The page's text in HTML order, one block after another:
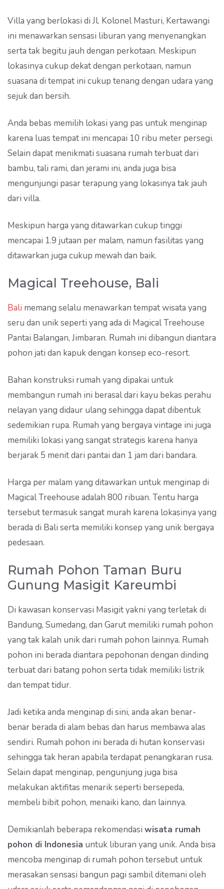
Villa yang berlokasi di Jl. Kolonel Masturi, Kertawangi
ini menawarkan sensasi liburan yang menyenangkan
serta tak begitu jauh dengan perkotaan. Meskipun
lokasinya cukup dekat dengan perkotaan, namun
suasana di tempat ini cukup tenang dengan udara yang
sejuk dan bersih.
Anda bebas memilih lokasi yang pas untuk menginap
karena luas tempat ini mencapai 10 ribu meter persegi.
Selain dapat menikmati suasana rumah terbuat dari
bambu, tali rami, dan jerami ini, anda juga bisa
mengunjungi pasar terapung yang lokasinya tak jauh
dari villa.
Meskipun harga yang ditawarkan cukup tinggi
mencapai 1.9 jutaan per malam, namun fasilitas yang
ditawarkan juga cukup mewah dan baik.
Magical Treehouse, Bali
Bali memang selalu menawarkan tempat wisata yang
seru dan unik seperti yang ada di Magical Treehouse
Pantai Balangan, Jimbaran. Rumah ini dibangun diantara
pohon jati dan kapuk dengan konsep eco-resort.
Bahan konstruksi rumah yang dipakai untuk
membangun rumah ini berasal dari kayu bekas perahu
nelayan yang didaur ulang sehingga dapat dibentuk
sedemikian rupa. Rumah yang bergaya vintage ini juga
memiliki lokasi yang sangat strategis karena hanya
berjarak 5 menit dari pantai dan 1 jam dari bandara.
Harga per malam yang ditawarkan untuk menginap di
Magical Treehouse adalah 800 ribuan. Tentu harga
tersebut termasuk sangat murah karena lokasinya yang
berada di Bali serta memiliki konsep yang unik bergaya
pedesaan.
Rumah Pohon Taman Buru
Gunung Masigit Kareumbi
Di kawasan konservasi Masigit yakni yang terletak di
Bandung, Sumedang, dan Garut memiliki rumah pohon
yang tak kalah unik dari rumah pohon lainnya. Rumah
pohon ini berada diantara pepohonan dengan dinding
terbuat dari batang pohon serta tidak memiliki listrik
dan tempat tidur.
Jadi ketika anda menginap di sini, anda akan benar-
benar berada di alam bebas dan harus membawa alas
sendiri. Rumah pohon ini berada di hutan konservasi
sehingga tak heran apabila terdapat penangkaran rusa.
Selain dapat menginap, pengunjung juga bisa
melakukan aktifitas menarik seperti bersepeda,
membeli bibit pohon, menaiki kano, dan lainnya.
Demikianlah beberapa rekomendasi wisata rumah
pohon di Indonesia untuk liburan yang unik. Anda bisa
mencoba menginap di rumah pohon tersebut untuk
merasakan sensasi bangun pagi sambil ditemani oleh